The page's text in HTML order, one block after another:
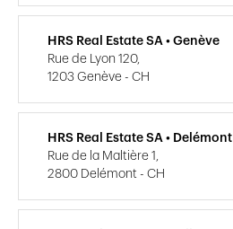
HRS Real Estate SA • Genève
Rue de Lyon 120,
1203 Genève - CH
HRS Real Estate SA • Delémont
Rue de la Maltière 1,
2800 Delémont - CH